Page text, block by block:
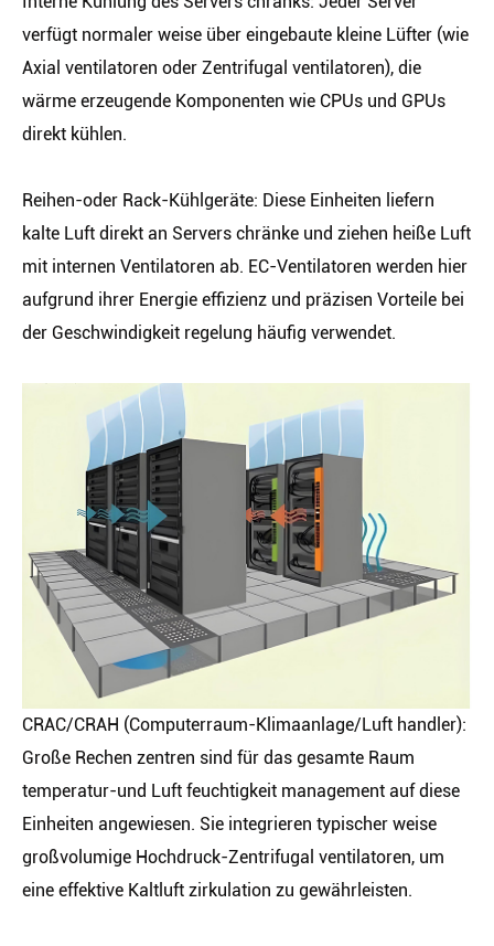
verfügt normaler weise über eingebaute kleine Lüfter (wie
Axial ventilatoren oder Zentrifugal ventilatoren), die
wärme erzeugende Komponenten wie CPUs und GPUs
direkt kühlen.
Reihen-oder Rack-Kühlgeräte: Diese Einheiten liefern
kalte Luft direkt an Servers chränke und ziehen heiße Luft
mit internen Ventilatoren ab. EC-Ventilatoren werden hier
aufgrund ihrer Energie effizienz und präzisen Vorteile bei
der Geschwindigkeit regelung häufig verwendet.
CRAC/CRAH (Computerraum-Klimaanlage/Luft handler):
Große Rechen zentren sind für das gesamte Raum
temperatur-und Luft feuchtigkeit management auf diese
Einheiten angewiesen. Sie integrieren typischer weise
großvolumige Hochdruck-Zentrifugal ventilatoren, um
eine effektive Kaltluft zirkulation zu gewährleisten.